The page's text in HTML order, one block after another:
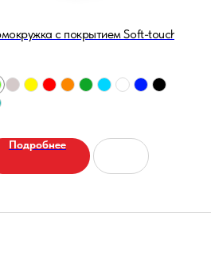
с покрытием Soft-touch 350 мл.
Подробнее